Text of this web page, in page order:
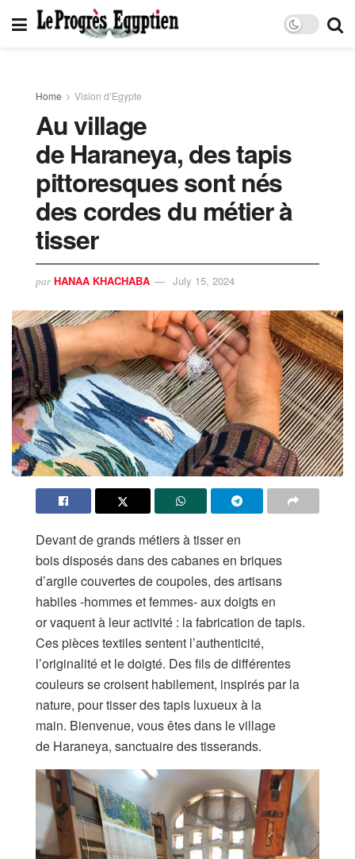
Home Vision d’Egypte
Au village
de Haraneya, des tapis
pittoresques sont nés
des cordes du métier à
tisser
par HANAA KHACHABA July 15, 2024
Devant de grands métiers à tisser en
bois disposés dans des cabanes en briques
d’argile couvertes de coupoles, des artisans
habiles -hommes et femmes- aux doigts en
or vaquent à leur activité : la fabrication de tapis.
Ces pièces textiles sentent l’authenticité,
l’originalité et le doigté. Des fils de différentes
couleurs se croisent habilement, inspirés par la
nature, pour tisser des tapis luxueux à la
main. Bienvenue, vous êtes dans le village
de Haraneya, sanctuaire des tisserands.